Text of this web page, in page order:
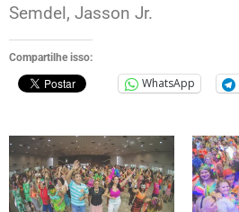
Semdel, Jasson Jr.
Compartilhe isso:
WhatsApp